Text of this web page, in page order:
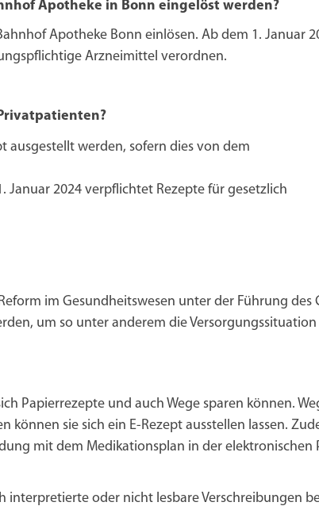
Apotheke in Bonn eingelöst werden?
Apotheke Bonn einlösen. Ab dem 1. Januar
Arzneimittel verordnen.
ausgestellt werden, sofern dies von dem
2024 verpflichtet Rezepte für gesetzlich
im Gesundheitswesen unter der Führung des
um so unter anderem die
Papierrezepte und auch Wege sparen können.
sie sich ein E-Rezept ausstellen lassen.
mit dem Medikationsplan in der elektronischen
oder nicht lesbare Verschreibungen